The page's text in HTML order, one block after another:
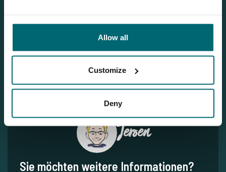
Allow all
Customize
Deny
Jeroen
Sie möchten weitere Informationen?